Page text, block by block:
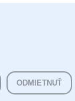
ODMIETNUŤ